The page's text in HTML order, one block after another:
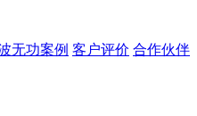
无功案例 客户评价 合作伙伴